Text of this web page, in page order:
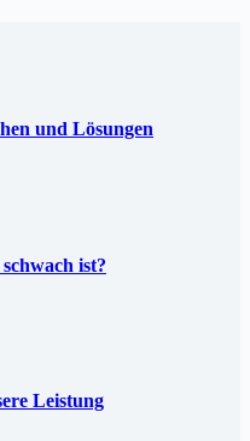
und Lösungen
ist?
Leistung